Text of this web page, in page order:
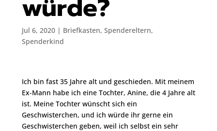
würde?
Jul 6, 2020| Briefkasten, Spendereltern,
Spenderkind
Ich bin fast 35 Jahre alt und geschieden. Mit meinem
Ex-Mann habe ich eine Tochter, Anine, die 4 Jahre alt
ist. Meine Tochter wünscht sich ein
Geschwisterchen, und ich würde ihr gerne ein
Geschwisterchen geben, weil ich selbst ein sehr